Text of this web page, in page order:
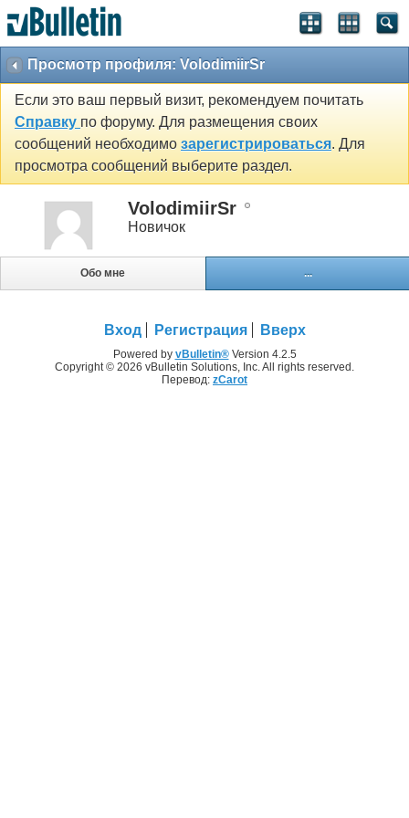
Просмотр профиля: VolodimiirSr
Если это ваш первый визит, рекомендуем почитать
Справку по форуму. Для размещения своих
сообщений необходимо зарегистрироваться. Для
просмотра сообщений выберите раздел.
VolodimiirSr
Новичок
Обо мне ...
Вход Регистрация Вверх
Powered by vBulletin®Version 4.2.5
Copyright © 2026 vBulletin Solutions, Inc. All rights reserved.
Перевод: zCarot